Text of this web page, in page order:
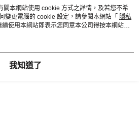
關本網站使用 cookie 方式之詳情，及若您不希
變更電腦的 cookie 設定，請參閱本網站「 隱私
續使用本網站即表示您同意本公司得按本網站使
。
我知道了